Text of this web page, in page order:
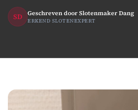
SD Geschreven door Slotenmaker Dang
ERKEND SLOTENEXPERT